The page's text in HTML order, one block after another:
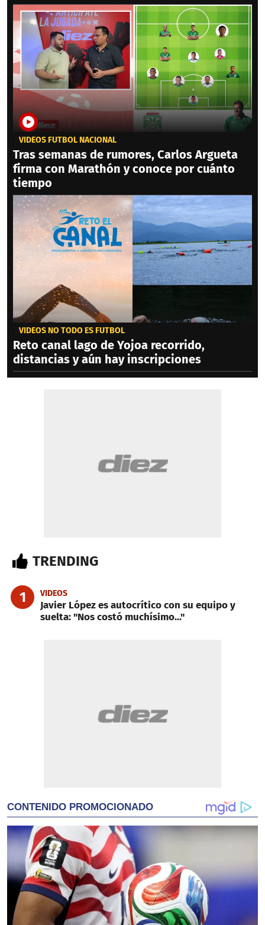
VIDEOS FÚTBOL NACIONAL
Tras semanas de rumores, Carlos Argueta
firma con Marathón y conoce por cuánto
tiempo
VIDEOS NO TODO ES FÚTBOL
Reto canal lago de Yojoa recorrido,
distancias y aún hay inscripciones
TRENDING
1 VIDEOS
Javier López es autocrítico con su equipo y
suelta: "Nos costó muchísimo..."